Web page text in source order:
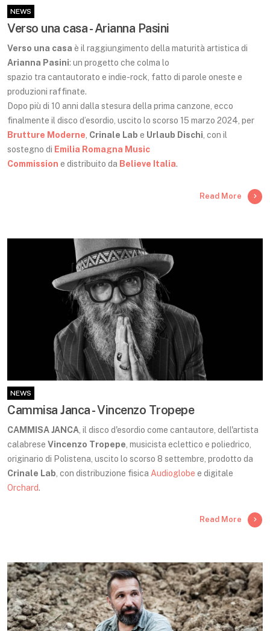
NEWS
Verso una casa - Arianna Pasini
Verso una casa è il raggiungimento della maturità artistica di
Arianna Pasini: un progetto che colma lo
spazio tra cantautorato e indie-rock, fatto di parole oneste e
produzioni raffinate.
Dopo più di 10 anni dalla stesura della prima canzone, ecco
finalmente il disco d’esordio, uscito lo scorso 15 marzo 2024, per
Brutture Moderne, Crinale Lab e Urlaub Dischi, con il
sostegno di Emilia Romagna Music
Commission e distribuito da Believe Italia.
Read More
NEWS
Cammisa Janca - Vincenzo Tropepe
CAMMISA JANCA , il disco d'esordio come cantautore, dell'artista
calabrese Vincenzo Tropepe , musicista eclettico e poliedrico,
originario di Polistena, uscito lo scorso 8 settembre, prodotto da
Crinale Lab , con distribuzione fisica Audioglobe e digitale
Orchard.
Read More